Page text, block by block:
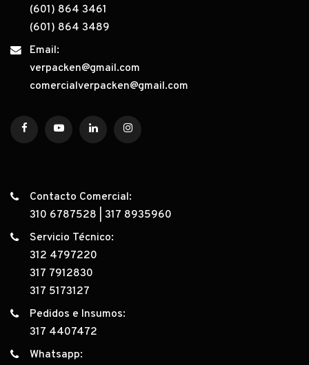
(601) 864 3461
(601) 864 3489
Email:
verpacken@gmail.com
comercialverpacken@gmail.com
Contacto Comercial:
310 6787528
317 8935960
Servicio Técnico:
312 4797220
317 7912830
317 5173127
Pedidos e Insumos:
317 4407472
Whatsapp: